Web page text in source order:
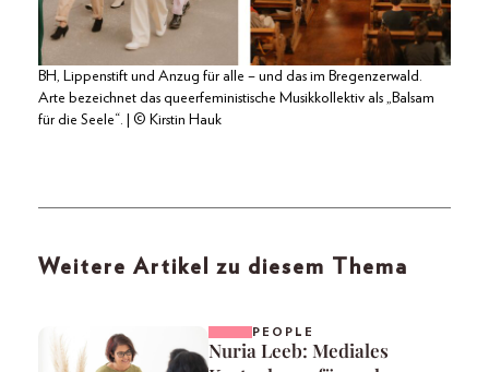
BH, Lippenstift und Anzug für alle – und das im Bregenzerwald.
Arte bezeichnet das queerfeministische Musikkollektiv als „Balsam
für die Seele“. | © Kirstin Hauk
Weitere Artikel zu diesem Thema
PEOPLE
Nuria Leeb: Mediales